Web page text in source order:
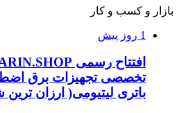
بازار و کسب و کار
1 روز پیش
تخصصی تجهیزات برق
باتری لیتیومی( ارزان